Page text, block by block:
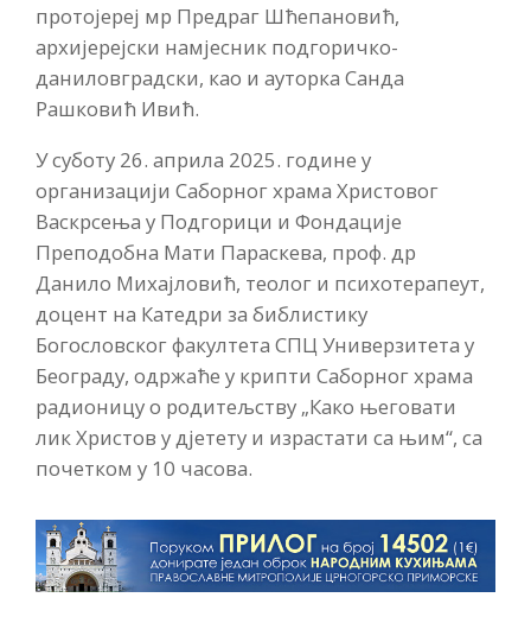
протојереј мр Предраг Шћепановић,
архијерејски намјесник подгоричко-
даниловградски, као и ауторка Санда
Рашковић Ивић.
У суботу 26. априла 2025. године у
организацији Саборног храма Христовог
Васкрсења у Подгорици и Фондације
Преподобна Мати Параскева, проф. др
Данило Михајловић, теолог и психотерапеут,
доцент на Катедри за библистику
Богословског факултета СПЦ Универзитета у
Београду, одржаће у крипти Саборног храма
радионицу о родитељству „Како његовати
лик Христов у дјетету и израстати са њим“, са
почетком у 10 часова.